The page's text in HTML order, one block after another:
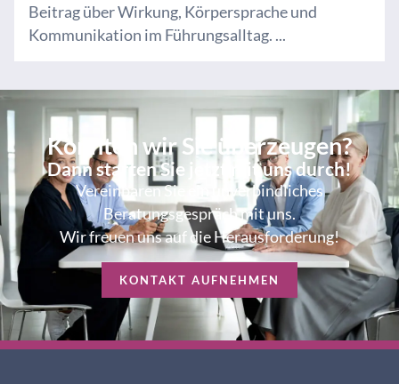
Beitrag über Wirkung, Körpersprache und
Kommunikation im Führungsalltag. ...
Konnten wir Sie überzeugen?
Dann starten Sie jetzt mit uns durch!
Vereinbaren Sie ein unverbindliches
Beratungsgespräch mit uns.
Wir freuen uns auf die Herausforderung!
KONTAKT AUFNEHMEN